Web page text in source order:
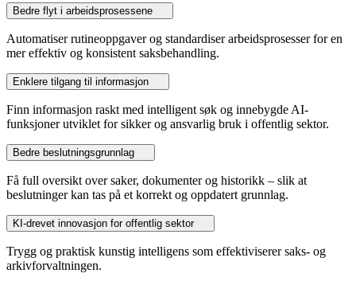
Bedre flyt i arbeidsprosessene
Automatiser rutineoppgaver og standardiser arbeidsprosesser for en
mer effektiv og konsistent saksbehandling.
Enklere tilgang til informasjon
Finn informasjon raskt med intelligent søk og innebygde AI-
funksjoner utviklet for sikker og ansvarlig bruk i offentlig sektor.
Bedre beslutningsgrunnlag
Få full oversikt over saker, dokumenter og historikk – slik at
beslutninger kan tas på et korrekt og oppdatert grunnlag.
KI-drevet innovasjon for offentlig sektor
Trygg og praktisk kunstig intelligens som effektiviserer saks- og
arkivforvaltningen.